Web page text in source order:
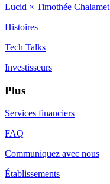
Lucid × Timothée Chalamet
Histoires
Tech Talks
Investisseurs
Plus
Services financiers
FAQ
Communiquez avec nous
Établissements